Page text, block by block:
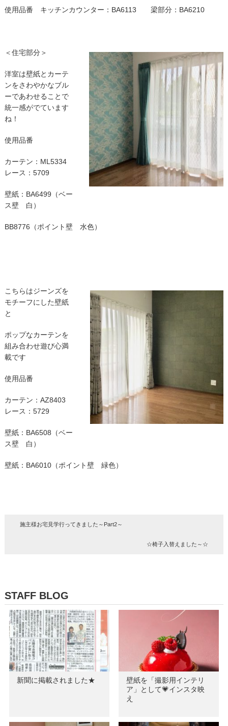
使用品番 キッチンカウンター：BA6113 梁部分：BA6210
＜住宅部分＞
洋室は壁紙とカーテ
ンをさわやかなブル
ーであわせることで
統一感がでています
ね！
使用品番
カーテン：ML5334
レース：5709
壁紙：BA6499（ベー
ス壁 白）
BB8776（ポイント壁 水色）
こちらはジーンズを
モチーフにした壁紙
と
ポップなカーテンを
組み合わせ遊び心満
載です
使用品番
カーテン：AZ8403
レース：5729
壁紙：BA6508（ベー
ス壁 白）
壁紙：BA6010（ポイント壁 緑色）
施主様お宅見学行ってきました～Part2～
☆椅子入替えました～☆
STAFF BLOG
新聞に掲載されました★
壁紙を「撮影用インテリ
ア」として💗インスタ映
え